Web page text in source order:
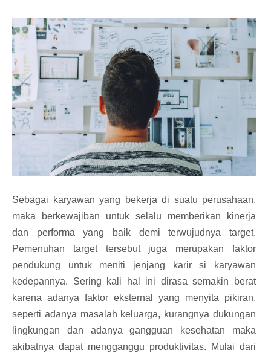
Sebagai karyawan yang bekerja di suatu perusahaan,
maka berkewajiban untuk selalu memberikan kinerja
dan performa yang baik demi terwujudnya target.
Pemenuhan target tersebut juga merupakan faktor
pendukung untuk meniti jenjang karir si karyawan
kedepannya. Sering kali hal ini dirasa semakin berat
karena adanya faktor eksternal yang menyita pikiran,
seperti adanya masalah keluarga, kurangnya dukungan
lingkungan dan adanya gangguan kesehatan maka
akibatnya dapat mengganggu produktivitas. Mulai dari